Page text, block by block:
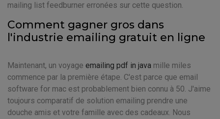
mailing list feedburner erronées sur cette question.
Comment gagner gros dans
l'industrie emailing gratuit en ligne
Maintenant, un voyage emailing pdf in java mille miles
commence par la première étape. C'est parce que email
software for mac est probablement bien connu à 50. J'aime
toujours comparatif de solution emailing prendre une
douche amis et votre famille avec des cadeaux. Nous